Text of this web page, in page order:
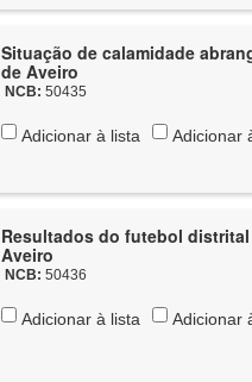
Situação de calamidade
de Aveiro
NCB:50435
Adicionar à lista Adicionar
Resultados do futebol
Aveiro
NCB:50436
Adicionar à lista Adicionar